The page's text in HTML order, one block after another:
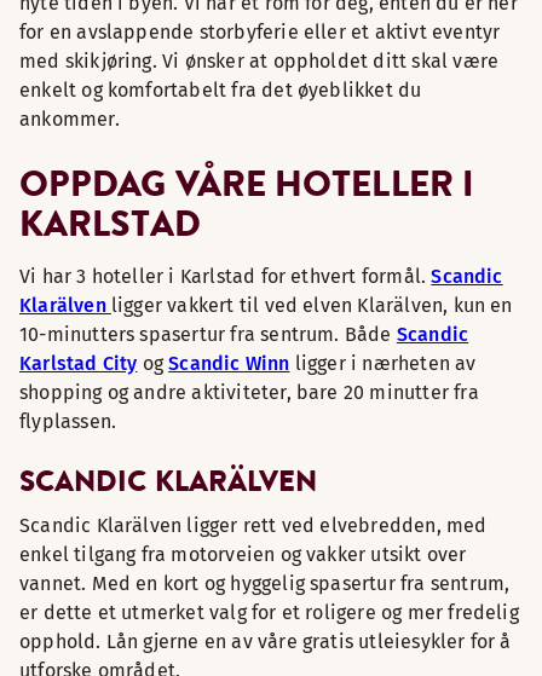
for en avslappende storbyferie eller et aktivt eventyr
med skikjøring. Vi ønsker at oppholdet ditt skal være
enkelt og komfortabelt fra det øyeblikket du
ankommer.
OPPDAG VÅRE HOTELLER I
KARLSTAD
Vi har 3 hoteller i Karlstad for ethvert formål.Scandic
Klarälven ligger vakkert til ved elven Klarälven, kun en
10-minutters spasertur fra sentrum. Både Scandic
Karlstad City ogScandic Winn ligger i nærheten av
shopping og andre aktiviteter, bare 20 minutter fra
flyplassen.
SCANDIC KLARÄLVEN
Scandic Klarälven ligger rett ved elvebredden, med
enkel tilgang fra motorveien og vakker utsikt over
vannet. Med en kort og hyggelig spasertur fra sentrum,
er dette et utmerket valg for et roligere og mer fredelig
opphold. Lån gjerne en av våre gratis utleiesykler for å
utforske området.